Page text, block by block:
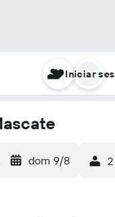
Iniciar
dom 9/8